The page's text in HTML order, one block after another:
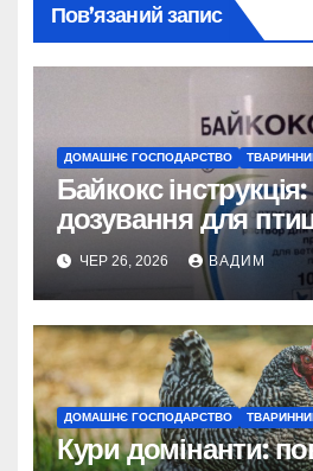
Пов’язаний запис
ДОМАШНЄ ГОСПОДАРСТВО
Байкокс
дозування для
2026 році
ЧЕР 26, 2026 ВАДИМ
ДОМАШНЄ ГОСПОДАРСТВО
Кури домінанти: